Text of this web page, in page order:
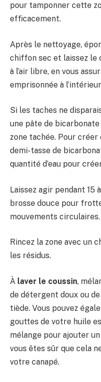
pour tamponner cette
efficacement.
Après le nettoyage,
chiffon sec et laissez le
à l’air libre, en vous
emprisonnée à
Si les taches ne
une pâte de
zone tachée. Pour
demi-tasse de
quantité d’eau pour
Laissez agir pendant 15
brosse douce pour
mouvements circulaires.
Rincez la zone avec un
les résidus.
À laver le coussin,
de détergent doux ou de
tiède. Vous pouvez
gouttes de votre huile
mélange pour ajouter
vous êtes sûr que cela
votre canapé.